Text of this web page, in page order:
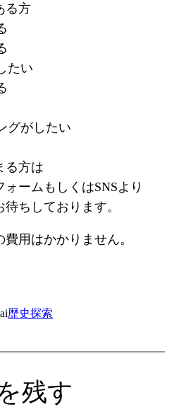
る方
たい
グがしたい
る方は
ームもしくはSNSより
ちしております。
用はかかりません。
歴史探索
残す